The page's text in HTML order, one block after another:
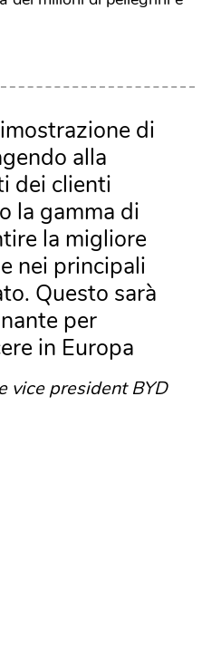
di
alla
dei clienti
la gamma di
la migliore
nei principali
Questo sarà
per
in Europa
vice president BYD